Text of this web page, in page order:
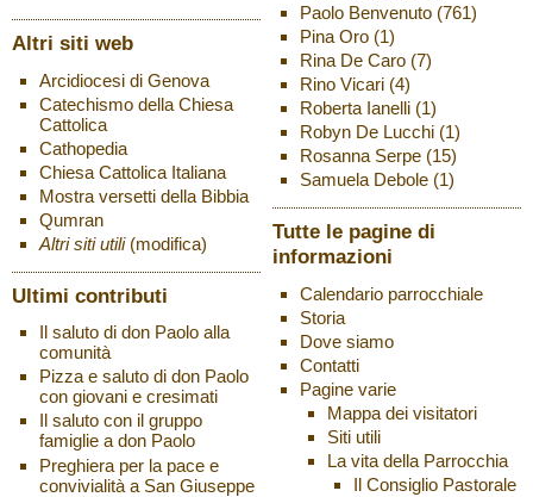
Altri siti web
Arcidiocesi di Genova
Catechismo della Chiesa
Cattolica
Cathopedia
Chiesa Cattolica Italiana
Mostra versetti della Bibbia
Qumran
Altri siti utili (modifica)
Ultimi contributi
Il saluto di don Paolo alla
comunità
Pizza e saluto di don Paolo
con giovani e cresimati
Il saluto con il gruppo
famiglie a don Paolo
Preghiera per la pace e
convivialità a San Giuseppe
Paolo Benvenuto(761)
Pina Oro(1)
Rina De Caro(7)
Rino Vicari(4)
Roberta Ianelli(1)
Robyn De Lucchi(1)
Rosanna Serpe(15)
Samuela Debole(1)
Tutte le pagine di
informazioni
Calendario parrocchiale
Storia
Dove siamo
Contatti
Pagine varie
Mappa dei visitatori
Siti utili
La vita della Parrocchia
Il Consiglio Pastorale